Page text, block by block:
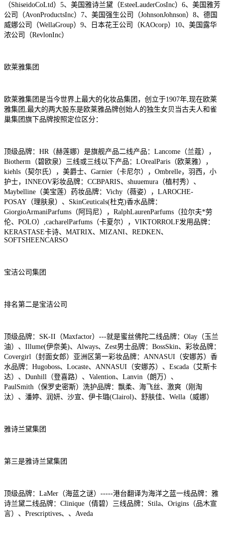
（ShiseidoCoLtd）5、美国雅诗兰黛（EsteeLauderCosInc）6、美国雅芳
公司（AvonProductsInc）7、美国强生公司（JohnsonJohnson）8、德国
威娜公司（WellaGroup）9、日本花王公司（KAOcorp）10、美国露华
浓公司（RevlonInc）
欧莱雅集团
欧莱雅集团是当今世界上最大的化妆品集团，创立于1907年,现在欧莱
雅集团,最大的两大股东是欧莱雅品牌创始人的独生女贝当古夫人和雀
巢集团旗下品牌按照定位区分：
顶级品牌：HR（赫莲娜）是旗舰产品二线产品：Lancome（兰蔻），
Biotherm（碧欧泉）三线或三线以下产品：LOrealParis（欧莱雅），
kiehls（契尔氏），美爵士、Garnier（卡尼尔），Ombrelle，羽西，小
护士，INNEOV彩妆品牌：CCBPARIS、shuuemura（植村秀）、
Maybelline（美宝莲）药妆品牌：Vichy（薇姿），LAROCHE-
POSAY（理肤泉）、SkinCeuticals(杜克)香水品牌：
GiorgioArmaniParfums（阿玛尼），RalphLaurenParfums（拉尔夫*劳
伦、POLO）,cacharelParfums（卡夏尔），VIKTORROLF发用品牌：
KERASTASE卡诗、MATRIX、MIZANI、REDKEN、
SOFTSHEENCARSO
宝洁公司集团
排名第二是宝洁公司
顶级品牌：SK-II（Maxfactor）---就是蜜丝佛陀二线品牌：Olay（玉兰
油）、Illume(伊奈美)、Always、Zest男士品牌：BossSkin、彩妆品牌：
Covergirl（封面女郎）亚洲区第一彩妆品牌：ANNASUI（安娜苏）香
水品牌：Hugoboss、Locaste、ANNASUI（安娜苏）、Escada（艾斯卡
达）、Dunhill（登喜路）、Valention、Lanvin（朗万）、
PaulSmith（保罗史密斯）洗护品牌：飘柔、海飞丝、激爽（刚淘
汰）、潘婷、润妍、沙宣、伊卡璐(Clairol)、舒肤佳、Wella（威娜）
雅诗兰黛集团
第三是雅诗兰黛集团
顶级品牌：LaMer（海蓝之谜）-----港台翻译为海洋之蓝一线品牌：雅
诗兰黛二线品牌：Clinique（倩碧）三线品牌：Stila、Origins（品木宣
言）、Prescriptives、、Aveda